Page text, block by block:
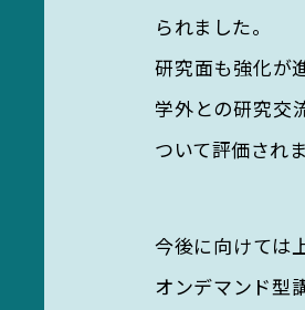
られました。
研究面も強化が
学外との研究交
ついて評価され
今後に向けては
オンデマンド型